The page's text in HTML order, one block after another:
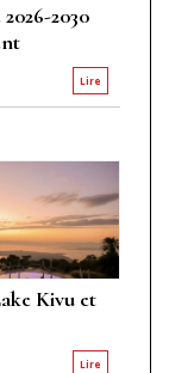
2030
Lire
Kivu et
Lire